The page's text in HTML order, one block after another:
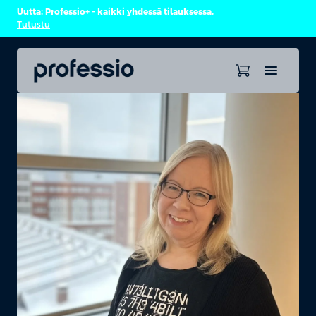
Uutta: Professio+ – kaikki yhdessä tilauksessa.
Tutustu